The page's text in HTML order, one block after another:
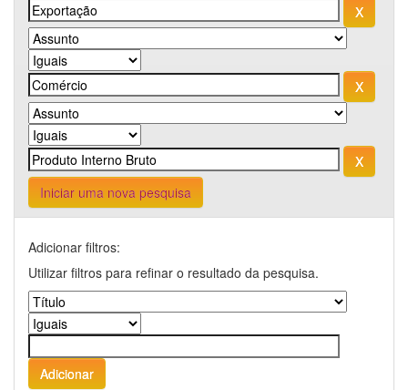
Iniciar uma nova pesquisa
Adicionar filtros:
Utilizar filtros para refinar o resultado da pesquisa.